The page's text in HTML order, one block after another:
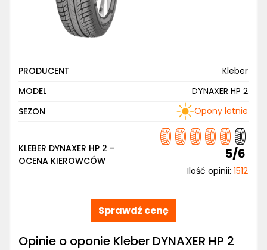
PRODUCENT
Kleber
MODEL
DYNAXER HP 2
SEZON
Opony letnie
KLEBER DYNAXER HP 2 -
OCENA KIEROWCÓW
5/6
Ilość opinii: 1512
Sprawdź cenę
Opinie o oponie Kleber DYNAXER HP 2